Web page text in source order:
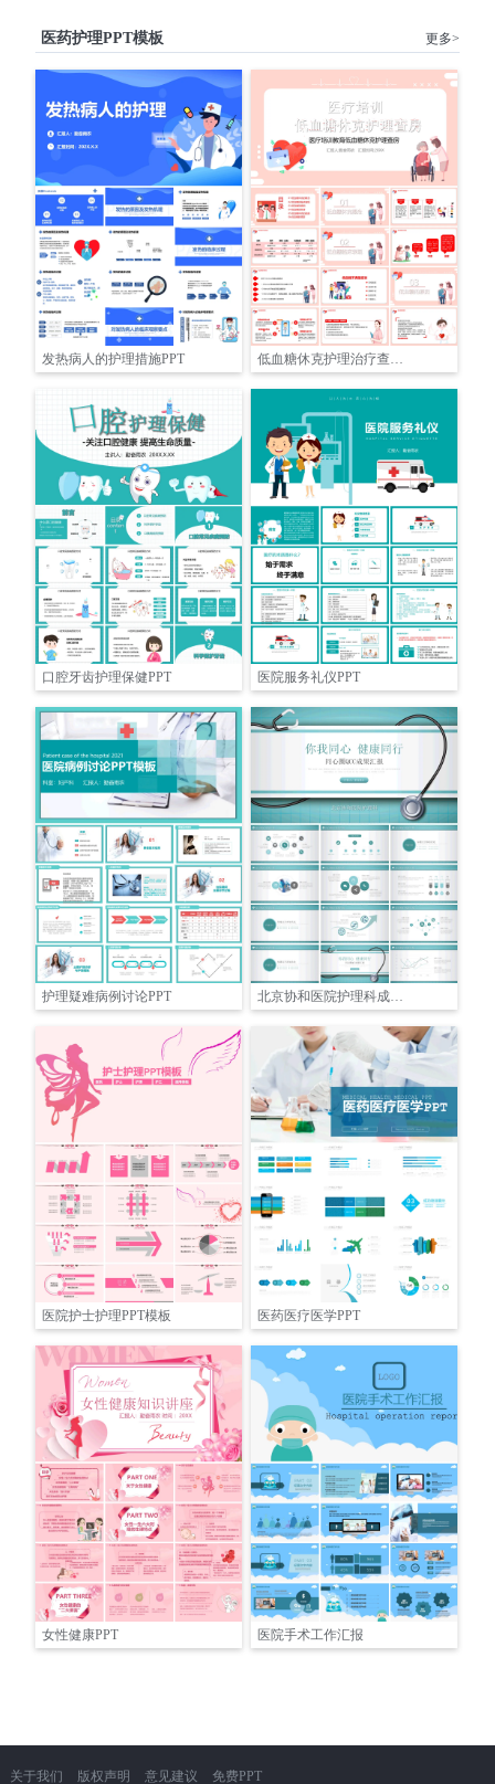
医药护理PPT模板 更多>
发热病人的护理措施PPT
口腔牙齿护理保健PPT 医院服务礼仪PPT
护理疑难病例讨论PPT 北京协和医院护理科成果汇报
医院护士护理PPT模板 医药医疗医学PPT
女性健康PPT 医院手术工作汇报
关于我们 版权声明 意见建议 免费PPT